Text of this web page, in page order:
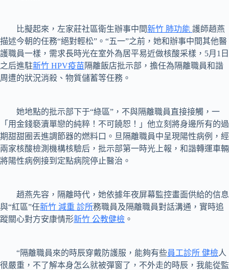
比擬起來，左家莊社區衛生辦事中間新竹 肺功能 護師趙燕
描述今朝的任務“絕對輕松”。“五一”之前，她和辦事中間其他醫
護職員一樣，需求長時光在室外為居平易近做核酸采樣，5月1日
之后進駐新竹 HPV疫苗 隔離飯店批示部，擔任為隔離職員和諧
周遭的狀況消殺、物質儲蓄等任務。
她地點的批示部下于“綠區”，不與隔離職員直接接觸，一
「用金錢褻瀆單戀的純粹！不可饒恕！」他立刻將身邊所有的過
期甜甜圈丟進調節器的燃料口。旦隔離職員中呈現陽性病例，經
兩家核酸檢測機構核驗后，批示部第一時光上報，和諧轉運車輛
將陽性病例接到定點病院停止醫治。
趙燕先容，隔離時代，她依據年夜屏幕監控畫面供給的信息
與“紅區”任新竹 減重 診所務職員及隔離職員對話溝通，實時追
蹤關心對方安康情形新竹 公教健檢 。
“隔離職員來的時辰穿戴防護服，能夠有些員工診所 健檢人
很嚴重，不了解本身怎么就被彈窗了，不外走的時辰，我能從監